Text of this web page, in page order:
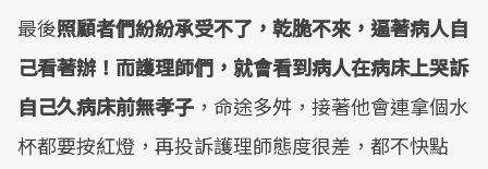
最後照顧者們紛紛承受不了，乾脆不來，逼著病人自
己看著辦！而護理師們，就會看到病人在病床上哭訴
自己久病床前無孝子 ，命途多舛，接著他會連拿個水
杯都要按紅燈，再投訴護理師態度很差，都不快點